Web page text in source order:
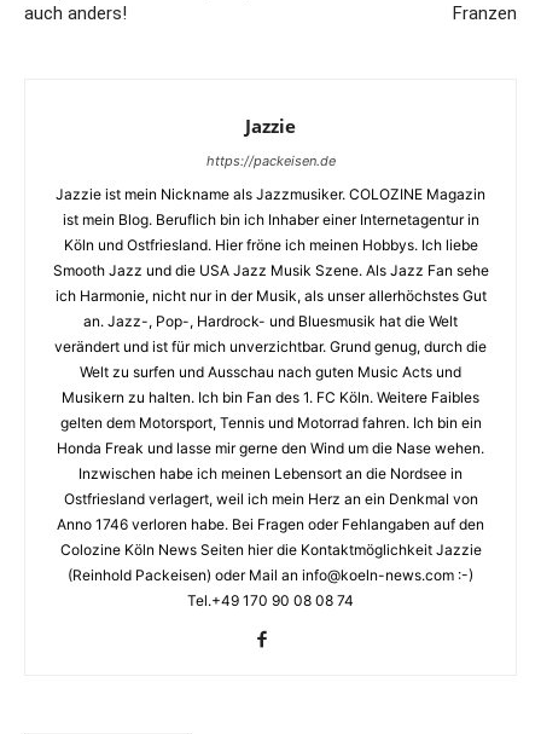
auch anders!
Franzen
Jazzie
https://packeisen.de
Jazzie ist mein Nickname als Jazzmusiker. COLOZINE Magazin
ist mein Blog. Beruflich bin ich Inhaber einer Internetagentur in
Köln und Ostfriesland. Hier fröne ich meinen Hobbys. Ich liebe
Smooth Jazz und die USA Jazz Musik Szene. Als Jazz Fan sehe
ich Harmonie, nicht nur in der Musik, als unser allerhöchstes Gut
an. Jazz-, Pop-, Hardrock- und Bluesmusik hat die Welt
verändert und ist für mich unverzichtbar. Grund genug, durch die
Welt zu surfen und Ausschau nach guten Music Acts und
Musikern zu halten. Ich bin Fan des 1. FC Köln. Weitere Faibles
gelten dem Motorsport, Tennis und Motorrad fahren. Ich bin ein
Honda Freak und lasse mir gerne den Wind um die Nase wehen.
Inzwischen habe ich meinen Lebensort an die Nordsee in
Ostfriesland verlagert, weil ich mein Herz an ein Denkmal von
Anno 1746 verloren habe. Bei Fragen oder Fehlangaben auf den
Colozine Köln News Seiten hier die Kontaktmöglichkeit Jazzie
(Reinhold Packeisen) oder Mail an info@koeln-news.com :-)
Tel.+49 170 90 08 08 74